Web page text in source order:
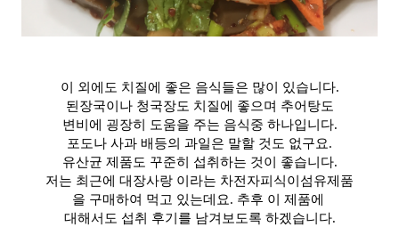
이 외에도 치질에 좋은 음식들은 많이 있습니다.
된장국이나 청국장도 치질에 좋으며 추어탕도
변비에 굉장히 도움을 주는 음식중 하나입니다.
포도나 사과 배등의 과일은 말할 것도 없구요.
유산균 제품도 꾸준히 섭취하는 것이 좋습니다.
저는 최근에 대장사랑 이라는 차전자피식이섬유제품
을 구매하여 먹고 있는데요. 추후 이 제품에
대해서도 섭취 후기를 남겨보도록 하겠습니다.